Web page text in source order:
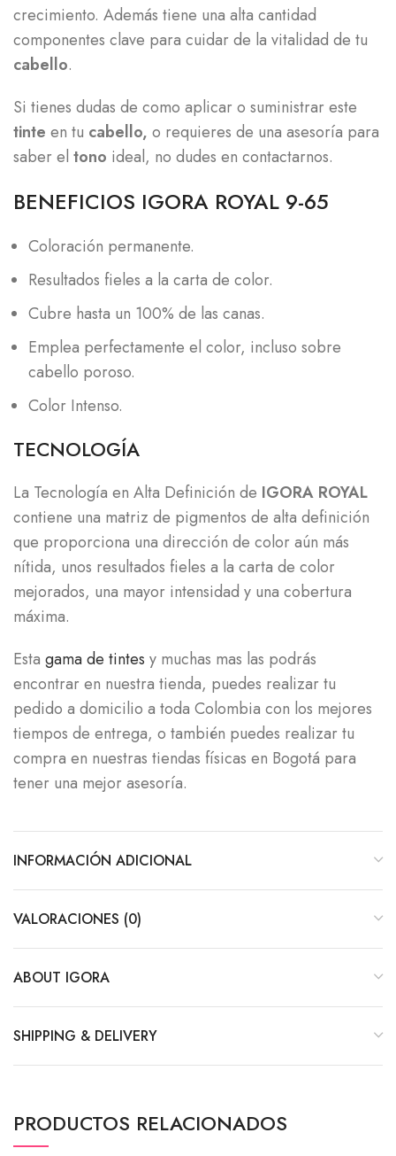
crecimiento. Además tiene una alta cantidad
componentes clave para cuidar de la vitalidad de tu
cabello.
Si tienes dudas de como aplicar o suministrar este
tinte en tu cabello, o requieres de una asesoría para
saber el tono ideal, no dudes en contactarnos.
BENEFICIOS IGORA ROYAL 9-65
Coloración permanente.
Resultados fieles a la carta de color.
Cubre hasta un 100% de las canas.
Emplea perfectamente el color, incluso sobre
cabello poroso.
Color Intenso.
TECNOLOGÍA
La Tecnología en Alta Definición de IGORA ROYAL
contiene una matriz de pigmentos de alta definición
que proporciona una dirección de color aún más
nítida, unos resultados fieles a la carta de color
mejorados, una mayor intensidad y una cobertura
máxima.
Esta gama de tintes y muchas mas las podrás
encontrar en nuestra tienda, puedes realizar tu
pedido a domicilio a toda Colombia con los mejores
tiempos de entrega, o también puedes realizar tu
compra en nuestras tiendas físicas en Bogotá para
tener una mejor asesoría.
INFORMACIÓN ADICIONAL
VALORACIONES (0)
ABOUT IGORA
SHIPPING & DELIVERY
PRODUCTOS RELACIONADOS